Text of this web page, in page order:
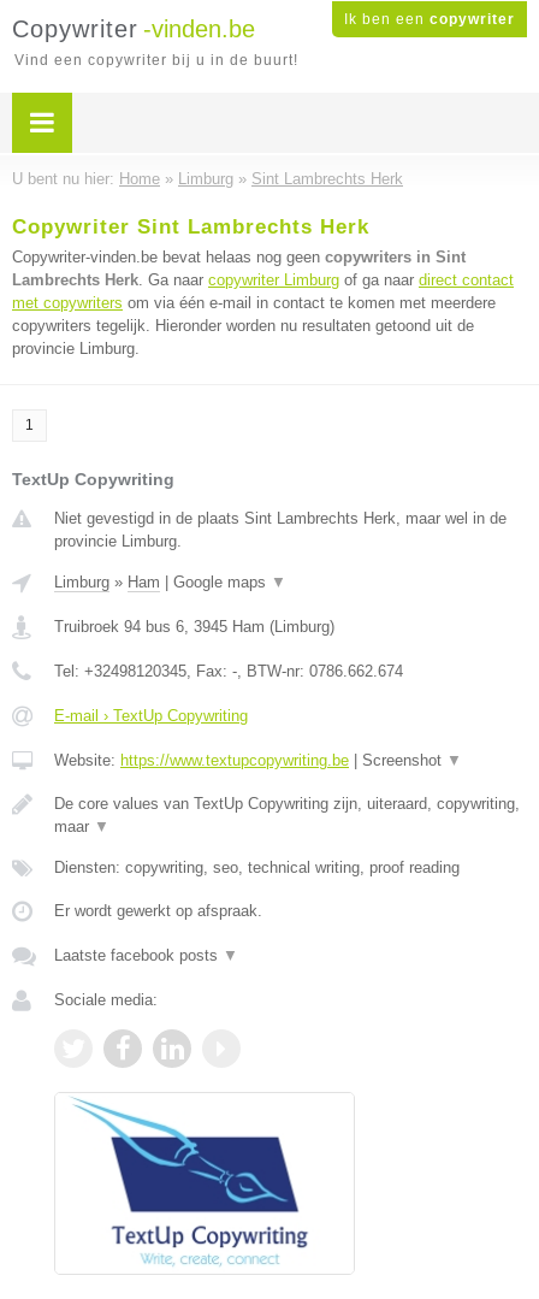
Ik ben een copywriter
Copywriter -vinden.be
Vind een copywriter bij u in de buurt!
U bent nu hier: Home » Limburg » Sint Lambrechts Herk
Copywriter Sint Lambrechts Herk
Copywriter-vinden.be bevat helaas nog geen copywriters in Sint
Lambrechts Herk. Ga naar copywriter Limburg of ga naar direct contact
met copywriters om via één e-mail in contact te komen met meerdere
copywriters tegelijk. Hieronder worden nu resultaten getoond uit de
provincie Limburg.
1
TextUp Copywriting
Niet gevestigd in de plaats Sint Lambrechts Herk, maar wel in de
provincie Limburg.
Limburg » Ham Google maps ▼
Truibroek 94 bus 6, 3945 Ham (Limburg)
Tel: +32498120345, Fax: -, BTW-nr: 0786.662.674
E-mail › TextUp Copywriting
Website: https://www.textupcopywriting.be Screenshot ▼
De core values van TextUp Copywriting zijn, uiteraard, copywriting,
maar ▼
Diensten: copywriting, seo, technical writing, proof reading
Er wordt gewerkt op afspraak.
Laatste facebook posts ▼
Sociale media: